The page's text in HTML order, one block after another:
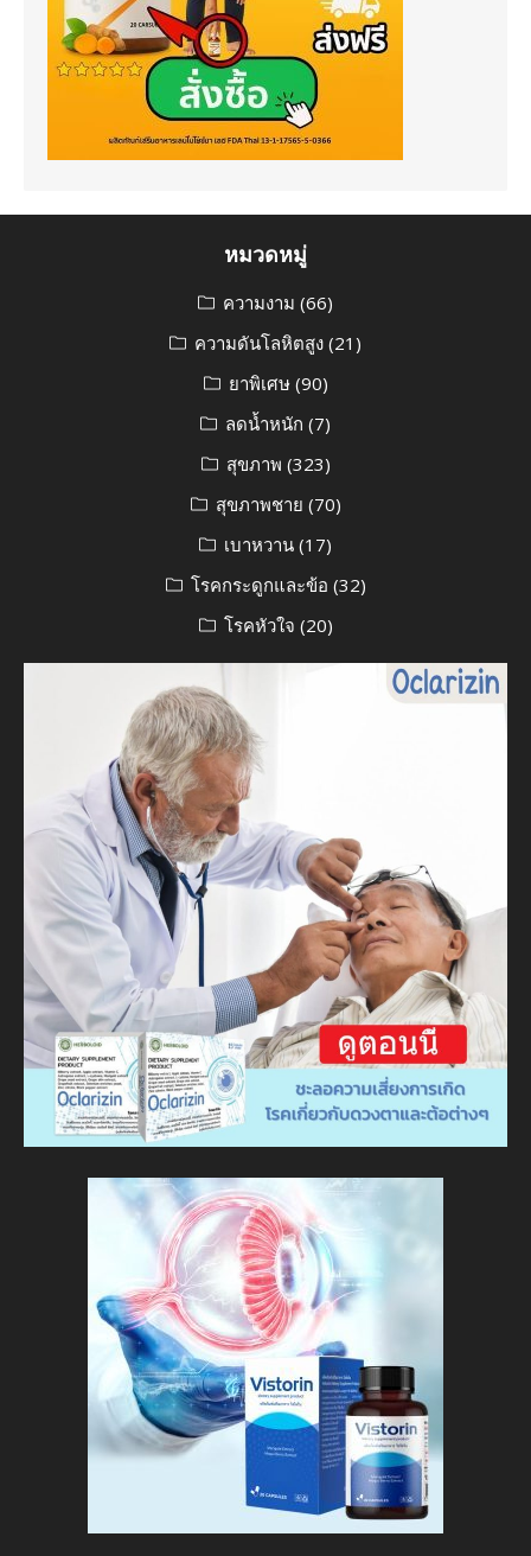
หมวดหมู่
ความงาม (66)
ความดันโลหิตสูง (21)
ยาพิเศษ(90)
ลดน้ำหนัก (7)
สุขภาพ (323)
สุขภาพชาย (70)
เบาหวาน (17)
โรคกระดูกและข้อ (32)
โรคหัวใจ (20)